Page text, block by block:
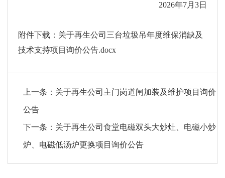
2026年7月3日
附件下载： 关于再生公司三台垃圾吊年度维保消缺及
技术支持项目询价公告.docx
上一条： 关于再生公司主门岗道闸加装及维护项目询价
公告
下一条： 关于再生公司食堂电磁双头大炒灶、电磁小炒
炉、电磁低汤炉更换项目询价公告